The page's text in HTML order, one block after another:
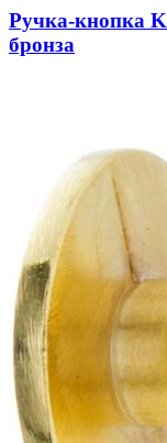
Ручка-кнопка
бронза